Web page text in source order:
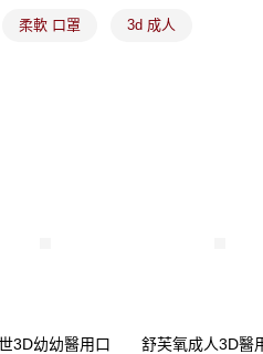
司」（以下簡稱本公司）所提供，讓
或服務，並由商店將買賣／分期付款
之契約關係目的，商店將以您的個人
台灣大哥大進項蒐集、處理及利用，
)免運費
柔軟 口罩 3d 成人
3D幼幼醫用口
舒芙氧成人3D醫